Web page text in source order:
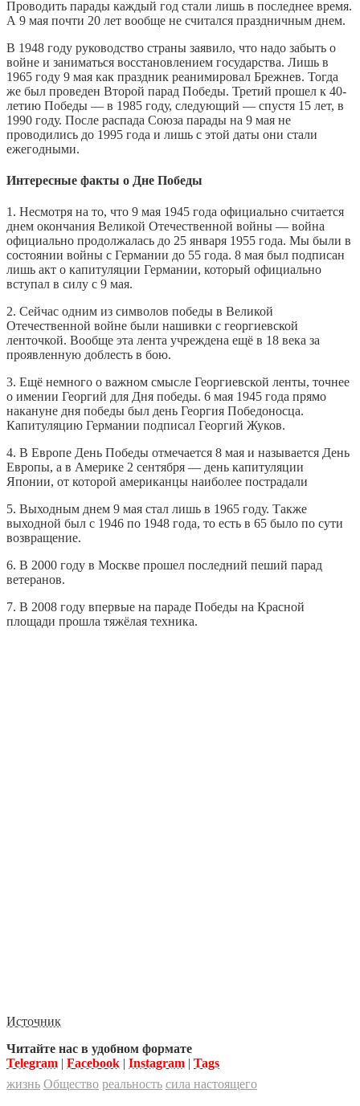
Проводить парады каждый год стали лишь в последнее время.
А 9 мая почти 20 лет вообще не считался праздничным днем.
В 1948 году руководство страны заявило, что надо забыть о
войне и заниматься восстановлением государства. Лишь в
1965 году 9 мая как праздник реанимировал Брежнев. Тогда
же был проведен Второй парад Победы. Третий прошел к 40-
летию Победы — в 1985 году, следующий — спустя 15 лет, в
1990 году. После распада Союза парады на 9 мая не
проводились до 1995 года и лишь с этой даты они стали
ежегодными.
Интересные факты о Дне Победы
1. Несмотря на то, что 9 мая 1945 года официально считается
днем окончания Великой Отечественной войны — война
официально продолжалась до 25 января 1955 года. Мы были в
состоянии войны с Германии до 55 года. 8 мая был подписан
лишь акт о капитуляции Германии, который официально
вступал в силу с 9 мая.
2. Сейчас одним из символов победы в Великой
Отечественной войне были нашивки с георгиевской
ленточкой. Вообще эта лента учреждена ещё в 18 века за
проявленную доблесть в бою.
3. Ещё немного о важном смысле Георгиевской ленты, точнее
о имении Георгий для Дня победы. 6 мая 1945 года прямо
накануне дня победы был день Георгия Победоносца.
Капитуляцию Германии подписал Георгий Жуков.
4. В Европе День Победы отмечается 8 мая и называется День
Европы, а в Америке 2 сентября — день капитуляции
Японии, от которой американцы наиболее пострадали
5. Выходным днем 9 мая стал лишь в 1965 году. Также
выходной был с 1946 по 1948 года, то есть в 65 было по сути
возвращение.
6. В 2000 году в Москве прошел последний пеший парад
ветеранов.
7. В 2008 году впервые на параде Победы на Красной
площади прошла тяжёлая техника.
Источник
Читайте нас в удобном формате
Telegram | Facebook | Instagram | Tags
жизнь Общество реальность сила настоящего